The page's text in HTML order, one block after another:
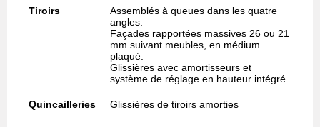
Tiroirs
Assemblés à queues dans les quatre
angles.
Façades rapportées massives 26 ou 21
mm suivant meubles, en médium
plaqué.
Glissières avec amortisseurs et
système de réglage en hauteur intégré.
Quincailleries Glissières de tiroirs amorties